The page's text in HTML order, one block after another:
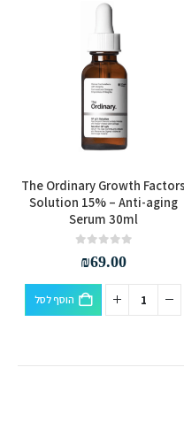
The Ordinary Growth Factors
Solution 15% – Anti-aging
Serum 30ml
₪69.00
הוסף לסל